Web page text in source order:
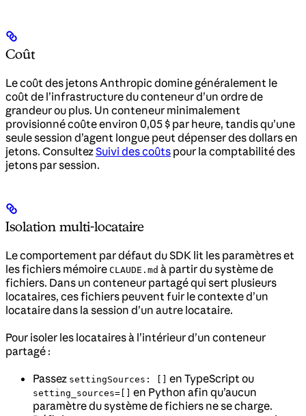
Coût
Le coût des jetons Anthropic domine généralement le
coût de l’infrastructure du conteneur d’un ordre de
grandeur ou plus. Un conteneur minimalement
provisionné coûte environ 0,05 $ par heure, tandis qu’une
seule session d’agent longue peut dépenser des dollars en
jetons. ConsultezSuivi des coûts pour la comptabilité des
jetons par session.
Isolation multi-locataire
Le comportement par défaut du SDK lit les paramètres et
les fichiers mémoire CLAUDE.md à partir du système de
fichiers. Dans un conteneur partagé qui sert plusieurs
locataires, ces fichiers peuvent fuir le contexte d’un
locataire dans la session d’un autre locataire.
Pour isoler les locataires à l’intérieur d’un conteneur
partagé :
Passez settingSources: [] en TypeScript ou
setting_sources=[] en Python afin qu’aucun
paramètre du système de fichiers ne se charge.